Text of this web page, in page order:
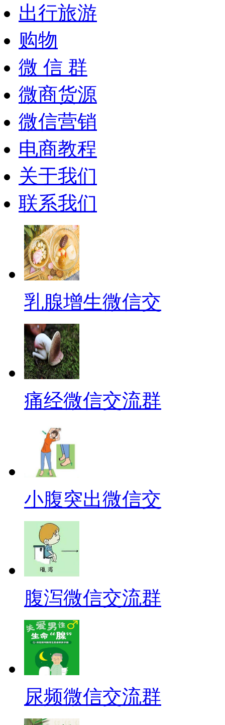
出行旅游
购物
微 信 群
微商货源
微信营销
电商教程
关于我们
联系我们
乳腺增生微信交
痛经微信交流群
小腹突出微信交
腹泻微信交流群
尿频微信交流群